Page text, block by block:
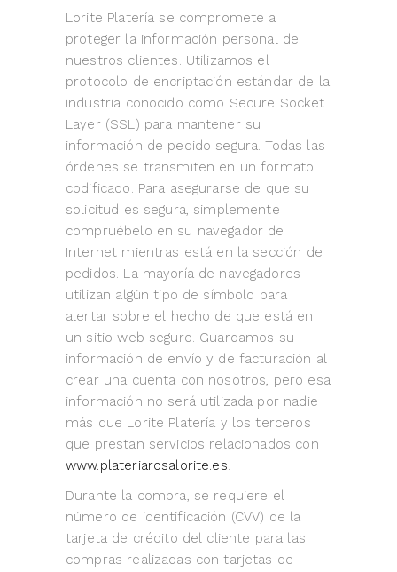
Lorite Platería se compromete a
proteger la información personal de
nuestros clientes. Utilizamos el
protocolo de encriptación estándar de la
industria conocido como Secure Socket
Layer (SSL) para mantener su
información de pedido segura. Todas las
órdenes se transmiten en un formato
codificado. Para asegurarse de que su
solicitud es segura, simplemente
compruébelo en su navegador de
Internet mientras está en la sección de
pedidos. La mayoría de navegadores
utilizan algún tipo de símbolo para
alertar sobre el hecho de que está en
un sitio web seguro. Guardamos su
información de envío y de facturación al
crear una cuenta con nosotros, pero esa
información no será utilizada por nadie
más que Lorite Platería y los terceros
que prestan servicios relacionados con
www.plateriarosalorite.es.
Durante la compra, se requiere el
número de identificación (CVV) de la
tarjeta de crédito del cliente para las
compras realizadas con tarjetas de